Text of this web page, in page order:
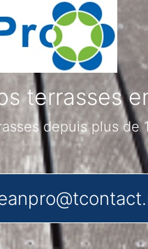
terrasses
depuis plus de